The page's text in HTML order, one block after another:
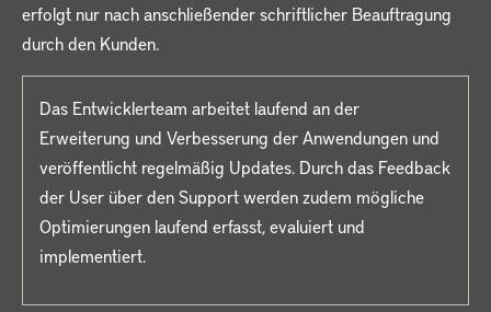
erfolgt nur nach anschließender schriftlicher Beauftragung
durch den Kunden.
Das Entwicklerteam arbeitet laufend an der
Erweiterung und Verbesserung der Anwendungen und
veröffentlicht regelmäßig Updates. Durch das Feedback
der User über den Support werden zudem mögliche
Optimierungen laufend erfasst, evaluiert und
implementiert.